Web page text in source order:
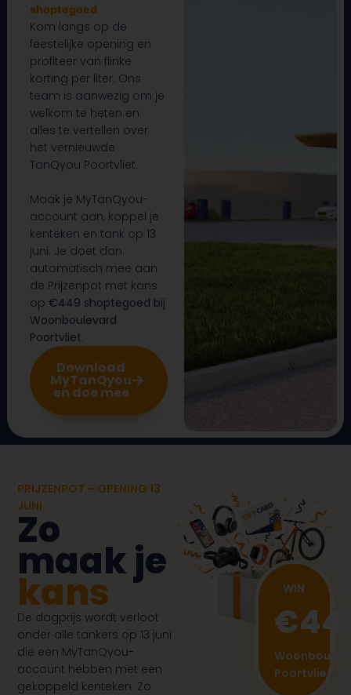
shoptegoed
Kom langs op de
feestelijke opening en
profiteer van flinke
korting per liter. Ons
team is aanwezig om je
welkom te heten en
alles te vertellen over
het vernieuwde
TanQyou Poortvliet.
Maak je MyTanQyou-
account aan, koppel je
kenteken en tank op 13
juni. Je doet dan
automatisch mee aan
de Prijzenpot met kans
op €449 shoptegoed bij
Woonboulevard
Poortvliet.
Download
MyTanQyou
en doe mee
WIN
Poortvliet
PRIJZENPOT – OPENING 13
JUNI
Zo
maak je
kans
De dagprijs wordt verloot
onder alle tankers op 13 juni
die een MyTanQyou-
account hebben met een
gekoppeld kenteken. Zo